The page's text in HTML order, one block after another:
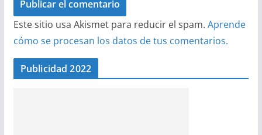
Este sitio usa Akismet para reducir el spam. Aprende
cómo se procesan los datos de tus comentarios.
Publicidad 2022